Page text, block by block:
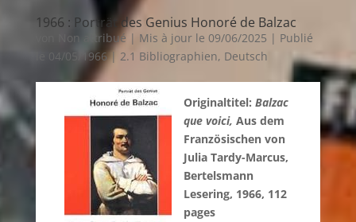
1966 : Porträt des Genius Honoré de Balzac
Non attribué| Mis à jour le 09/06/2025 | Publié
le 04/05/1966| 2.1 Bibliographien, Deutsch
Originaltitel: Balzac
que voici, Aus dem
Französischen von
Julia Tardy-Marcus,
Bertelsmann
Lesering, 1966, 112
pages